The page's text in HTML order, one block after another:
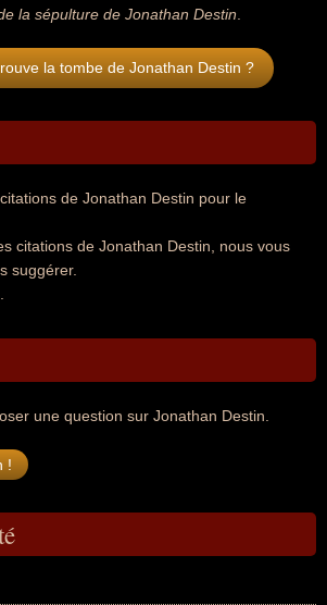
la sépulture de Jonathan Destin
la tombe de Jonathan Destin ?
de Jonathan Destin pour le
citations de Jonathan Destin, nous vous
suggérer.
une question sur Jonathan Destin.